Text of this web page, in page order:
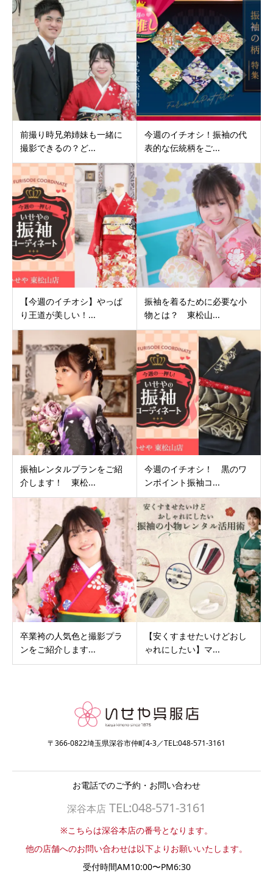
前撮り時兄弟姉妹も一緒に
撮影できるの？ど...
今週のイチオシ！振袖の代
表的な伝統柄をご...
【今週のイチオシ】やっぱ
り王道が美しい！...
振袖を着るために必要な小
物とは？ 東松山...
振袖レンタルプランをご紹
介します！ 東松...
今週のイチオシ！ 黒のワ
ンポイント振袖コ...
卒業袴の人気色と撮影プラ
ンをご紹介します...
【安くすませたいけどおし
ゃれにしたい】マ...
〒366-0822埼玉県深谷市仲町4-3／TEL:048-571-3161
お電話でのご予約・お問い合わせ
深谷本店 TEL:048-571-3161
※こちらは深谷本店の番号となります。
他の店舗へのお問い合わせは以下よりお願いいたします。
受付時間AM10:00〜PM6:30